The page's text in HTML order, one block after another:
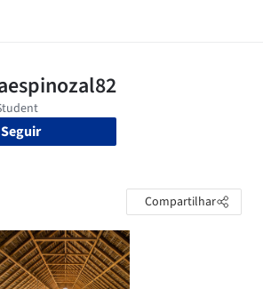
Seguir
Compartilhar